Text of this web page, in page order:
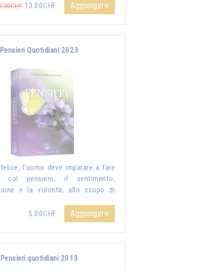
13.00CHF Aggiungere
Pensieri Quotidiani 2023
l’uomo deve imparare a fare
col pensiero, il sentimento,
e la volontà, allo scopo di
5.00CHF
Aggiungere
Pensieri quotidiani 2013